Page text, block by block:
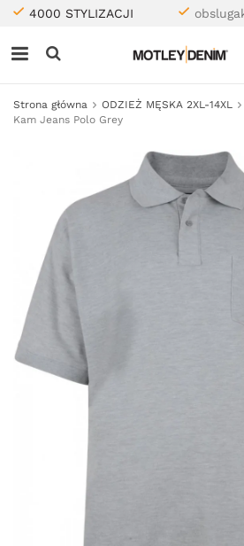
4000 STYLIZACJI
Strona główna ODZIEŻ MĘSKA 2XL-14XL
Kam Jeans Polo Grey